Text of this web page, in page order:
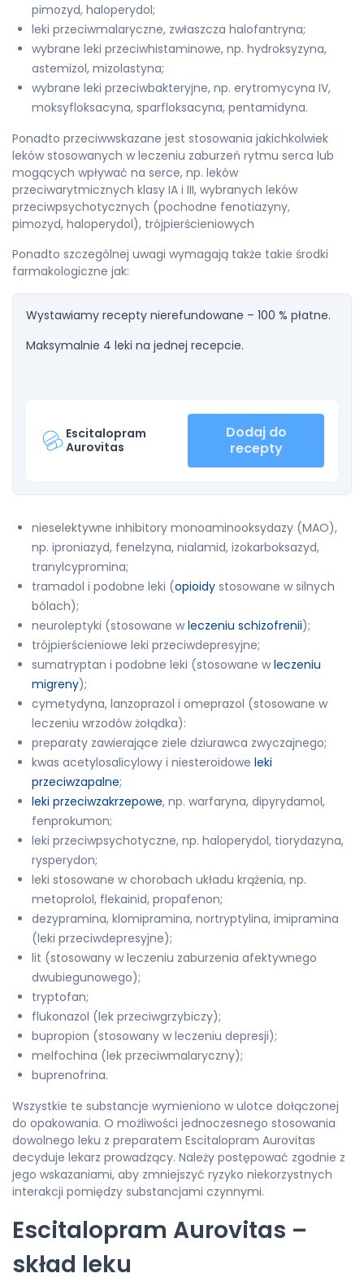
pimozyd, haloperydol;
leki przeciwmalaryczne, zwłaszcza halofantryna;
wybrane leki przeciwhistaminowe, np. hydroksyzyna,
astemizol, mizolastyna;
wybrane leki przeciwbakteryjne, np. erytromycyna IV,
moksyfloksacyna, sparfloksacyna, pentamidyna.
Ponadto przeciwwskazane jest stosowania jakichkolwiek
leków stosowanych w leczeniu zaburzeń rytmu serca lub
mogących wpływać na serce, np. leków
przeciwarytmicznych klasy IA i III, wybranych leków
przeciwpsychotycznych (pochodne fenotiazyny,
pimozyd, haloperydol), trójpierścieniowych
Ponadto szczególnej uwagi wymagają także takie środki
farmakologiczne jak:
Wystawiamy recepty nierefundowane – 100 % płatne.
Maksymalnie 4 leki na jednej recepcie.
Escitalopram
Aurovitas
Dodaj do
recepty
nieselektywne inhibitory monoaminooksydazy (MAO),
np. iproniazyd, fenelzyna, nialamid, izokarboksazyd,
tranylcypromina;
tramadol i podobne leki (opioidy stosowane w silnych
bólach);
neuroleptyki (stosowane w leczeniu schizofrenii);
trójpierścieniowe leki przeciwdepresyjne;
sumatryptan i podobne leki (stosowane w leczeniu
migreny);
cymetydyna, lanzoprazol i omeprazol (stosowane w
leczeniu wrzodów żołądka):
preparaty zawierające ziele dziurawca zwyczajnego;
kwas acetylosalicylowy i niesteroidowe leki
przeciwzapalne;
leki przeciwzakrzepowe, np. warfaryna, dipyrydamol,
fenprokumon;
leki przeciwpsychotyczne, np. haloperydol, tiorydazyna,
rysperydon;
leki stosowane w chorobach układu krążenia, np.
metoprolol, flekainid, propafenon;
dezypramina, klomipramina, nortryptylina, imipramina
(leki przeciwdepresyjne);
lit (stosowany w leczeniu zaburzenia afektywnego
dwubiegunowego);
tryptofan;
flukonazol (lek przeciwgrzybiczy);
bupropion (stosowany w leczeniu depresji);
melfochina (lek przeciwmalaryczny);
buprenofrina.
Wszystkie te substancje wymieniono w ulotce dołączonej
do opakowania. O możliwości jednoczesnego stosowania
dowolnego leku z preparatem Escitalopram Aurovitas
decyduje lekarz prowadzący. Należy postępować zgodnie z
jego wskazaniami, aby zmniejszyć ryzyko niekorzystnych
interakcji pomiędzy substancjami czynnymi.
Escitalopram Aurovitas –
skład leku